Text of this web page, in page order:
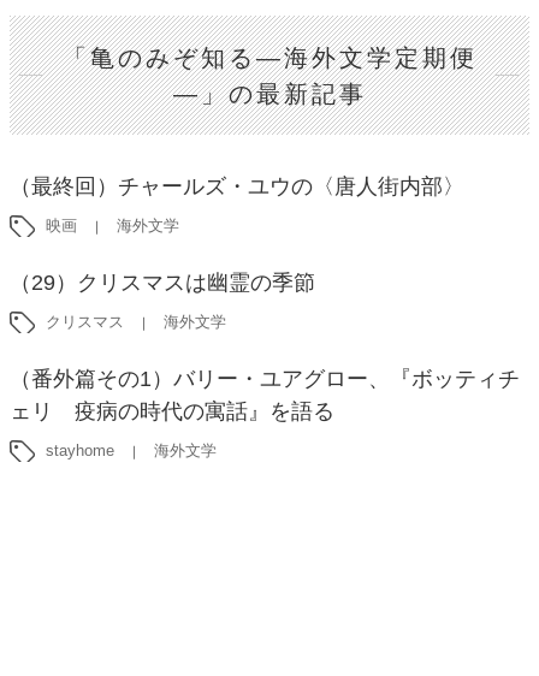
「亀のみぞ知る―海外文学定期便
―」の最新記事
（最終回）チャールズ・ユウの〈唐人街内部〉
映画 海外文学
（29）クリスマスは幽霊の季節
クリスマス 海外文学
（番外篇その1）バリー・ユアグロー、『ボッティチ
ェリ 疫病の時代の寓話』を語る
stayhome 海外文学